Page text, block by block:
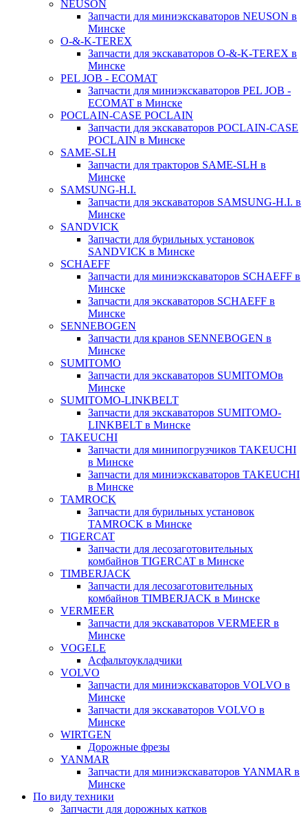
NEUSON
Запчасти для миниэкскаваторов NEUSON в
Минске
O-&-K-TEREX
Запчасти для экскаваторов O-&-K-TEREX в
Минске
PEL JOB - ECOMAT
Запчасти для миниэкскаваторов PEL JOB -
ECOMAT в Минске
POCLAIN-CASE POCLAIN
Запчасти для экскаваторов POCLAIN-CASE
POCLAIN в Минске
SAME-SLH
Запчасти для тракторов SAME-SLH в
Минске
SAMSUNG-H.I.
Запчасти для экскаваторов SAMSUNG-H.I. в
Минске
SANDVICK
Запчасти для бурильных установок
SANDVICK в Минске
SCHAEFF
Запчасти для миниэкскаваторов SCHAEFF в
Минске
Запчасти для экскаваторов SCHAEFF в
Минске
SENNEBOGEN
Запчасти для кранов SENNEBOGEN в
Минске
SUMITOMO
Запчасти для экскаваторов SUMITOMOв
Минске
SUMITOMO-LINKBELT
Запчасти для экскаваторов SUMITOMO-
LINKBELT в Минске
TAKEUCHI
Запчасти для минипогрузчиков TAKEUCHI
в Минске
Запчасти для миниэкскаваторов TAKEUCHI
в Минске
TAMROCK
Запчасти для бурильных установок
TAMROCK в Минске
TIGERCAT
Запчасти для лесозаготовительных
комбайнов TIGERCAT в Минске
TIMBERJACK
Запчасти для лесозаготовительных
комбайнов TIMBERJACK в Минске
VERMEER
Запчасти для экскаваторов VERMEER в
Минске
VOGELE
Асфальтоукладчики
VOLVO
Запчасти для миниэкскаваторов VOLVO в
Минске
Запчасти для экскаваторов VOLVO в
Минске
WIRTGEN
Дорожные фрезы
YANMAR
Запчасти для миниэкскаваторов YANMAR в
Минске
По виду техники
Запчасти для дорожных катков